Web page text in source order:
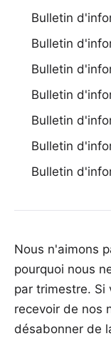
Bulletin
Bulletin
Bulletin
Bulletin
Bulletin
Bulletin
Bulletin
Nous n'aimons
pourquoi nous
par trimestre. Si
recevoir de nos
désabonner de